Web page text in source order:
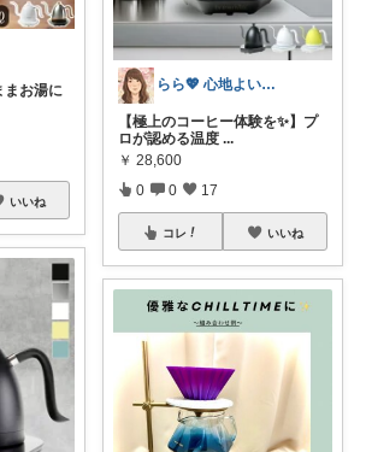
まお湯に
いいね
らら💖 心地よい暮らしの愛用品💖
【極上のコーヒー体験を✨】プ
ロが認める温度 ...
￥ 28,600
0 0 17
コレ いいね